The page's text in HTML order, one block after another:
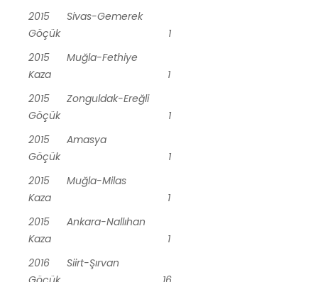
2015 Sivas-Gemerek
Göçük 1
2015 Muğla-Fethiye
Kaza 1
2015 Zonguldak-Ereğli
Göçük 1
2015 Amasya
Göçük 1
2015 Muğla-Milas
Kaza 1
2015 Ankara-Nallıhan
Kaza 1
2016 Siirt-Şırvan